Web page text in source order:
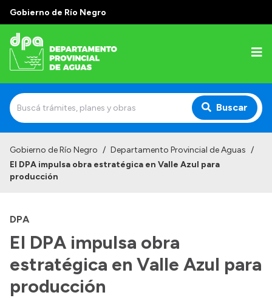
Gobierno de Río Negro
Buscar
Institucional
Estructura
Autoridades
Normativa
Delegaciones
Gobierno de Río Negro / Departamento Provincial de Aguas /
El DPA impulsa obra estratégica en Valle Azul para
producción
DPA
El DPA impulsa obra
estratégica en Valle Azul para
producción